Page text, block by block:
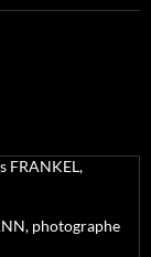
FRANKEL,
photographe